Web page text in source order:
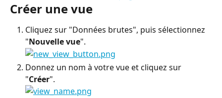
Créer une vue
Cliquez sur "Données brutes", puis sélectionnez
"Nouvelle vue".
Donnez un nom à votre vue et cliquez sur
"Créer".